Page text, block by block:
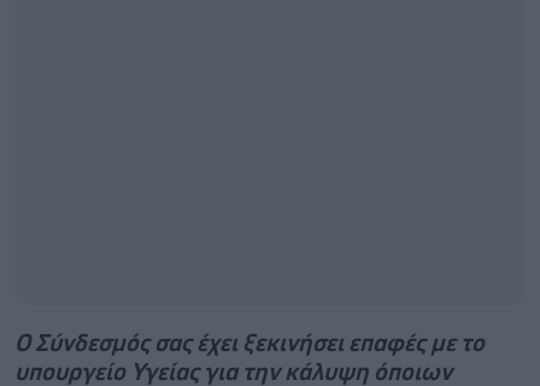
Ο Σύνδεσμός σας έχει ξεκινήσει επαφές με το
υπουργείο Υγείας για την κάλυψη όποιων